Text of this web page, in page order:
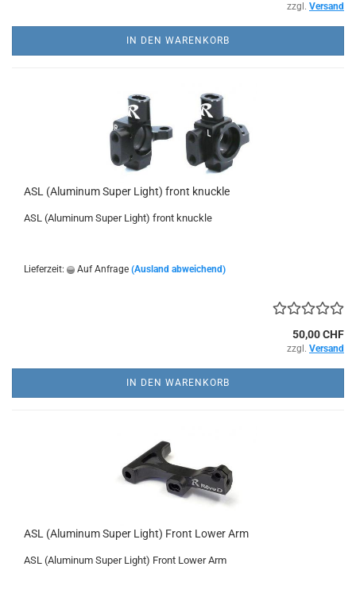
zzgl. Versand
IN DEN WARENKORB
ASL (Aluminum Super Light) front knuckle
ASL (Aluminum Super Light) front knuckle
Lieferzeit: Auf Anfrage (Ausland abweichend)
50,00 CHF
zzgl. Versand
IN DEN WARENKORB
ASL (Aluminum Super Light) Front Lower Arm
ASL (Aluminum Super Light) Front Lower Arm